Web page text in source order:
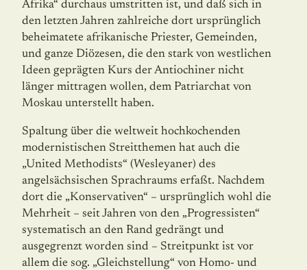
Afrika“ durchaus umstritten ist, und daß sich in
den letzten Jahren zahlreiche dort ursprünglich
beheimatete afrikanische Priester, Gemeinden,
und ganze Diözesen, die den stark von westlichen
Ideen geprägten Kurs der Antiochiner nicht
länger mittragen wollen, dem Patriarchat von
Moskau unterstellt haben.
Spaltung über die weltweit hochkochenden
modernistischen Streitthemen hat auch die
„United Methodists“ (Wesleyaner) des
angelsächsischen Sprachraums erfaßt. Nachdem
dort die „Konservativen“ – ursprünglich wohl die
Mehrheit – seit Jahren von den „Progressisten“
systematisch an den Rand gedrängt und
ausgegrenzt worden sind – Streitpunkt ist vor
allem die sog. „Gleichstellung“ von Homo- und